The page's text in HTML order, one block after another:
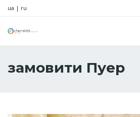
ua | ru
замовити Пуер